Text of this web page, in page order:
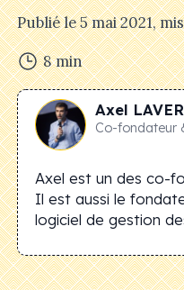
Publié le5 mai 2021,
8 min
Axel
Co-fondateur
Axel est un des co-
Il est aussi le
logiciel de gestion